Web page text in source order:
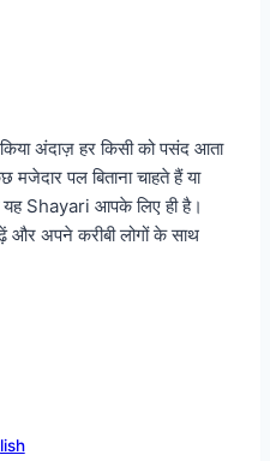
अंदाज़ हर किसी को पसंद आता
पल बिताना चाहते हैं या
यह Shayari आपके लिए ही है।
और अपने करीबी लोगों के साथ